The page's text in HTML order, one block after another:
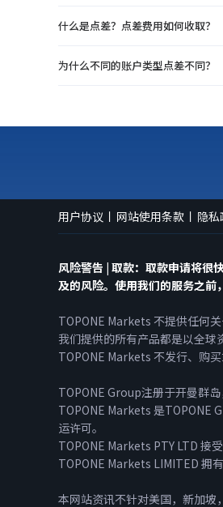
什么是点差？点差费用如何收取？
为什么不同的账户类型点差不同？
用户协议 网站使用条款 隐
风险警告 | 取款：取款申请将很
及的风险。使用我们的服务之前
TOPONE Markets 不提供任何
我们提供的所有产品都是以全球
TOPONE Markets 不发行、购
TOPONE Group注册于开曼群
TOPONE Markets 是TOPONE
运许可。
TOPONE Markets PTY LTD 接
TOPONE Markets LIMITED 拥
本网站资讯不针对美国，新加坡